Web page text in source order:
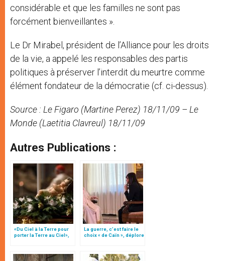
considérable et que les familles ne sont pas
forcément bienveillantes ».
Le Dr Mirabel, président de l’Alliance pour les droits
de la vie, a appelé les responsables des partis
politiques à préserver l’interdit du meurtre comme
élément fondateur de la démocratie (cf. ci-dessus).
Source : Le Figaro (Martine Perez) 18/11/09 – Le
Monde (Laetitia Clavreul) 18/11/09
Autres Publications :
«Du Ciel à la Terre pour
porter la Terre au Ciel»,
La guerre, c’est faire le
choix « de Caïn », déplore